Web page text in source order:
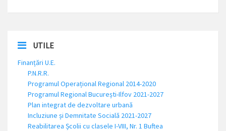
UTILE
Finanțări U.E.
P.N.R.R.
Programul Operațional Regional 2014-2020
Programul Regional București-Ilfov 2021-2027
Plan integrat de dezvoltare urbană
Incluziune și Demnitate Socială 2021-2027
Reabilitarea Școlii cu clasele I-VIII, Nr. 1 Buftea